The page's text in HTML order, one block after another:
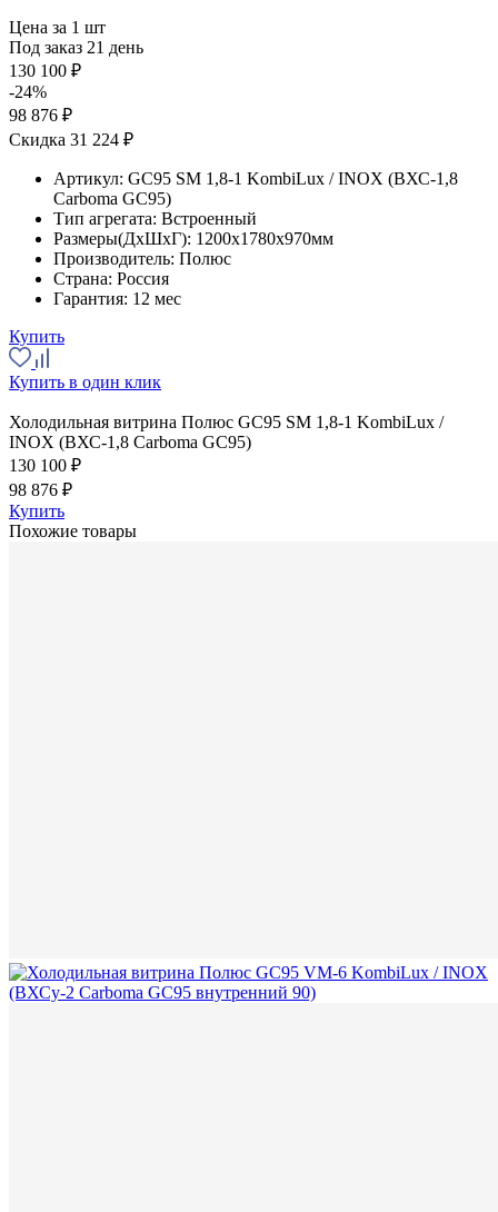
Цена за 1 шт
Под заказ 21 день
130 100 ₽
-24%
98 876 ₽
Скидка 31 224 ₽
Артикул: GC95 SM 1,8-1 KombiLux / INOX (ВХС-1,8
Carboma GC95)
Тип агрегата: Встроенный
Размеры(ДхШхГ): 1200x1780x970мм
Производитель: Полюс
Страна: Россия
Гарантия: 12 мес
Купить
Купить в один клик
Холодильная витрина Полюс GC95 SM 1,8-1 KombiLux /
INOX (ВХС-1,8 Carboma GC95)
130 100 ₽
98 876 ₽
Купить
Похожие товары